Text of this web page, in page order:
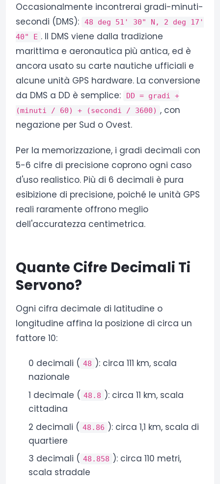
Occasionalmente incontrerai gradi-minuti-
secondi (DMS):
48 deg 51' 30" N, 2 deg 17'
40" E . Il DMS viene dalla tradizione
marittima e aeronautica più antica, ed è
ancora usato su carte nautiche ufficiali e
alcune unità GPS hardware. La conversione
da DMS a DD è semplice:
DD = gradi +
(minuti / 60) + (secondi / 3600) , con
negazione per Sud o Ovest.
Per la memorizzazione, i gradi decimali con
5-6 cifre di precisione coprono ogni caso
d'uso realistico. Più di 6 decimali è pura
esibizione di precisione, poiché le unità GPS
reali raramente offrono meglio
dell'accuratezza centimetrica.
Quante Cifre Decimali Ti
Servono?
Ogni cifra decimale di latitudine o
longitudine affina la posizione di circa un
fattore 10:
0 decimali ( 48 ): circa 111 km, scala
nazionale
1 decimale ( 48.8 ): circa 11 km, scala
cittadina
2 decimali ( 48.86 ): circa 1,1 km, scala di
quartiere
3 decimali ( 48.858 ): circa 110 metri,
scala stradale